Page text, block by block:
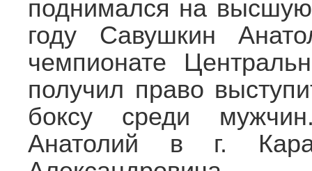
поднимался на
году Савушкин
чемпионате
получил право
боксу среди
Анатолий в г.